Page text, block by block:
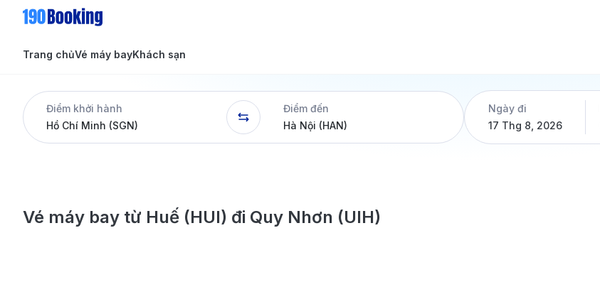
Trang chủVé máy bay
Tin tức
Dịch vụ
Khách sạn
Tin tức
Điểm khởi hành
Điểm đến
Ngày đi
17 Thg 8, 2026
Vé máy bay từ Huế (HUI) đi Quy Nhơn (UIH)